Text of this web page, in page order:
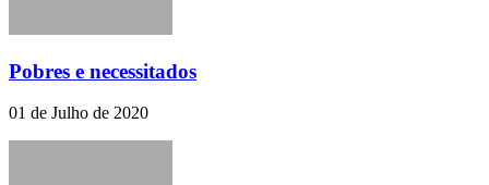
Pobres e necessitados
01 de Julho de 2020